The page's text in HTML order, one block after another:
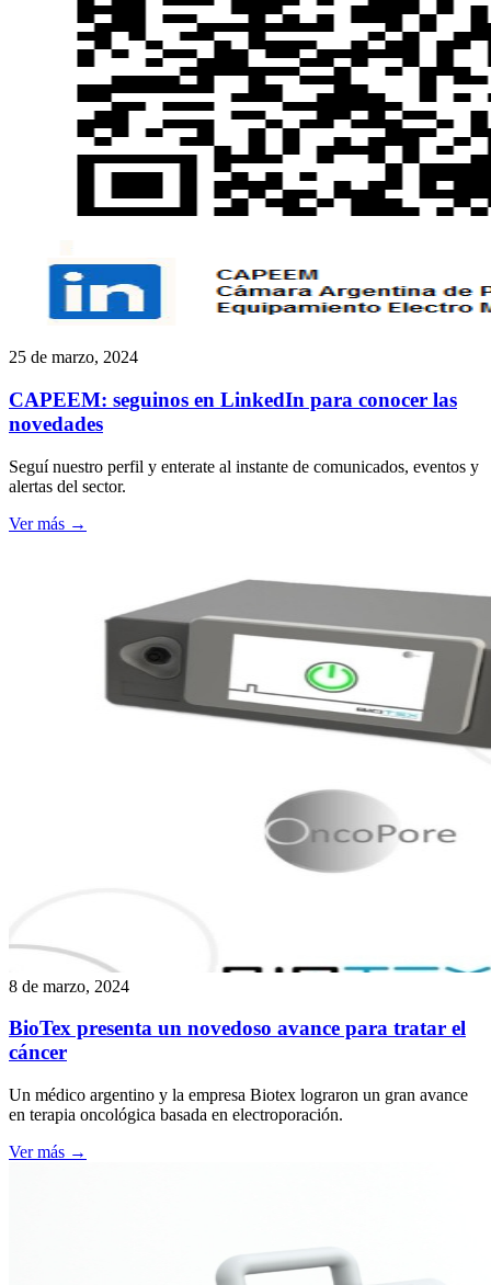
25 de marzo, 2024
CAPEEM: seguinos en LinkedIn para conocer las
novedades
Seguí nuestro perfil y enterate al instante de comunicados, eventos y
alertas del sector.
Ver más →
8 de marzo, 2024
BioTex presenta un novedoso avance para tratar el
cáncer
Un médico argentino y la empresa Biotex lograron un gran avance
en terapia oncológica basada en electroporación.
Ver más →